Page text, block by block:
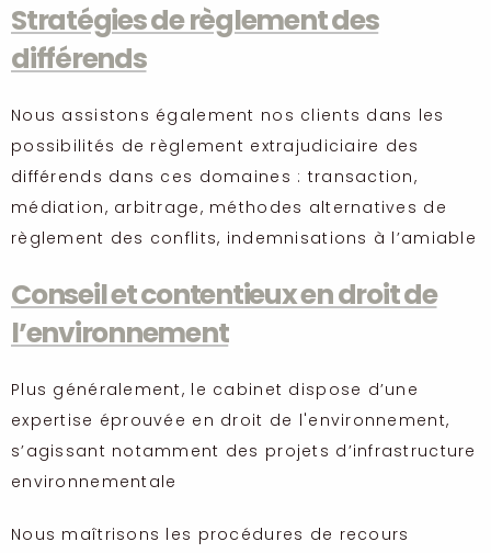
Stratégies de règlement des
différends
Nous assistons également nos clients dans les
possibilités de règlement extrajudiciaire des
différends dans ces domaines : transaction,
médiation, arbitrage, méthodes alternatives de
règlement des conflits, indemnisations à l’amiable
Conseil et contentieux en droit de
l’environnement
Plus généralement, le cabinet dispose d’une
expertise éprouvée en droit de l'environnement,
s’agissant notamment des projets d’infrastructure
environnementale
Nous maîtrisons les procédures de recours